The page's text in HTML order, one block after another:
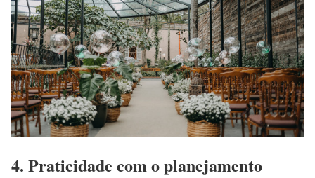
4. Praticidade com o planejamento